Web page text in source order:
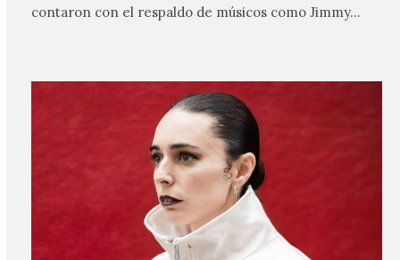
contaron con el respaldo de músicos como Jimmy…